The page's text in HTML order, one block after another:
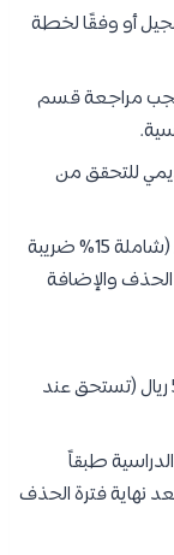
أو وفقًا لخطة
يجب مراجعة قسم
للتحقق من
رسوم غرامة التسجيل المتأخر تبلغ 575 ريال (شاملة 15% ضريبة
الحذف والإضافة
رسوم التسجيل (الدفعة الأولى) : 5,000 ريال (تستحق عند
الدراسية طبقاً
نهاية فترة الحذف